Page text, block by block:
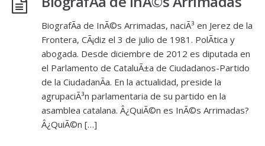
BiografÃ­a de InÃ©s Arrimadas, naciÃ³ en Jerez de la
Frontera, CÃ¡diz el 3 de julio de 1981. PolÃ­tica y
abogada. Desde diciembre de 2012 es diputada en
el Parlamento de CataluÃ±a de Ciudadanos-Partido
de la CiudadanÃ­a. En la actualidad, preside la
agrupaciÃ³n parlamentaria de su partido en la
asamblea catalana. Â¿QuiÃ©n es InÃ©s Arrimadas?
Â¿QuiÃ©n […]